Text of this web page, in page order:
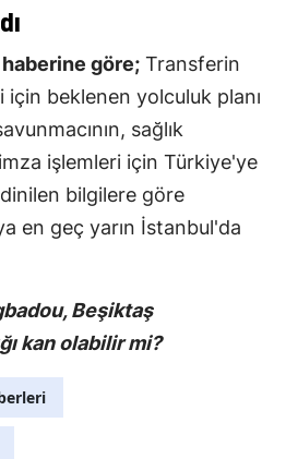
göre; Transferin
beklenen yolculuk planı
sağlık
işlemleri için Türkiye'ye
bilgilere göre
en geç yarın İstanbul'da
Beşiktaş
kan olabilir mi?